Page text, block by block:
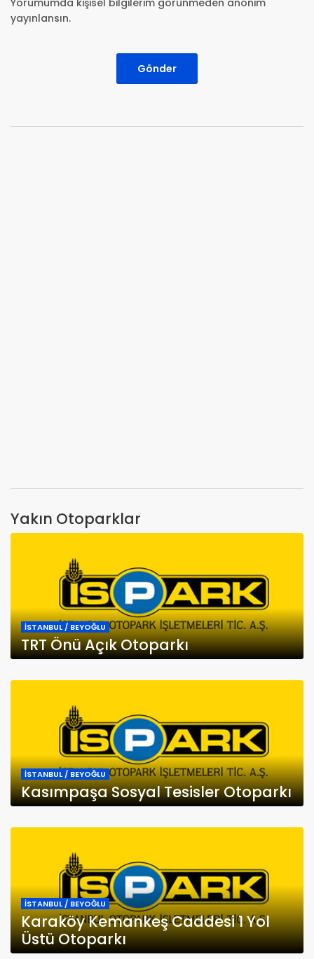
Yorumumda kişisel bilgilerim görünmeden anonim
yayınlansın.
Gönder
Yakın Otoparklar
İSTANBUL / BEYOĞLU
TRT Önü Açık Otoparkı
İSTANBUL / BEYOĞLU
Kasımpaşa Sosyal Tesisler Otoparkı
İSTANBUL / BEYOĞLU
Karaköy Kemankeş Caddesi 1 Yol
Üstü Otoparkı